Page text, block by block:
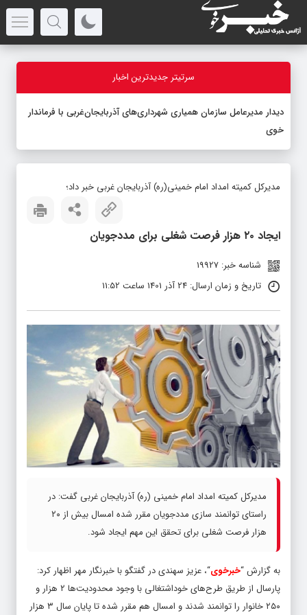
سرتیتر جدیدترین اخبار
دیدار مدیرعامل سازمان همیاری شهرداری‌های آذربایجان‌غربی با فرماندار
خوی
مدیرکل کمیته امداد امام خمینی(ره) آذربایجان غربی خبر داد؛
ایجاد ۲۰ هزار فرصت شغلی برای مددجویان
شناسه خبر: 19927
تاریخ و زمان ارسال: 24 آذر 1401 ساعت 11:52
مدیرکل کمیته امداد امام خمینی (ره) آذربایجان غربی گفت: در
راستای توانمند سازی مددجویان مقرر شده امسال بیش از ۲۰
هزار فرصت شغلی برای تحقق این مهم ایجاد شود.
به گزارش “خبرخوی“، عزیز سهندی در گفتگو با خبرنگار مهر اظهار کرد:
پارسال از طریق طرح‌های خوداشتغالی با وجود محدودیت‌ها ۲ هزار و
۲۵۰ خانوار را توانمند شدند و امسال هم مقرر شده تا پایان سال ۳ هزار